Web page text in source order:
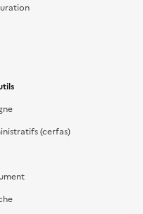
(cerfas)